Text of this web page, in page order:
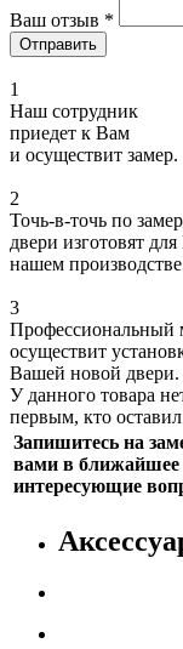
Ваш отзыв *
1
Наш сотрудник
приедет к Вам
и осуществит замер.
2
Точь-в-точь по
двери изготовят
нашем
3
Профессиональный
осуществит
Вашей новой двери.
У данного товара
первым, кто
Запишитесь на
вами в ближайшее
интересующие